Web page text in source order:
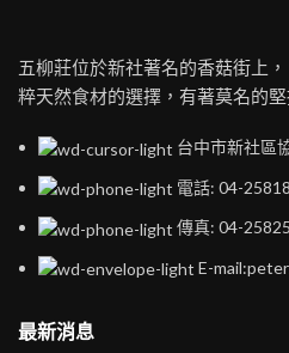
五柳莊位於新社著名的香菇街上
粹天然食材的選擇，有著莫名的堅
台中市新社區
電話: 04-
傳真: 04-
E-
最新消息